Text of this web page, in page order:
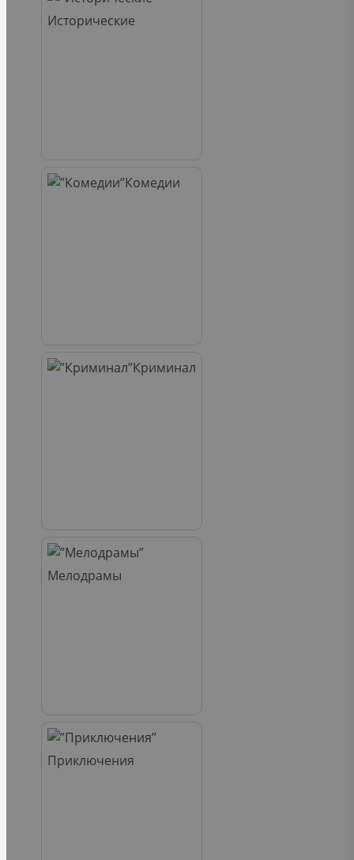
Исторические
Комедии
Криминал
Мелодрамы
Приключения